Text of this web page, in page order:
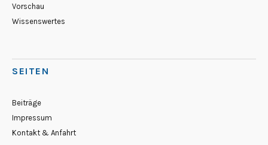
Vorschau
Wissenswertes
SEITEN
Beiträge
Impressum
Kontakt & Anfahrt